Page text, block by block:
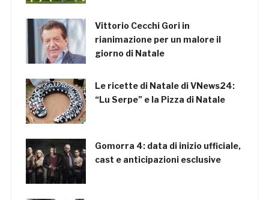
Vittorio Cecchi Gori in
rianimazione per un malore il
giorno di Natale
Le ricette di Natale di VNews24:
“Lu Serpe” e la Pizza di Natale
Gomorra 4: data di inizio ufficiale,
cast e anticipazioni esclusive